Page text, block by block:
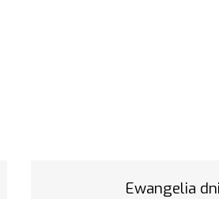
Ewangelia